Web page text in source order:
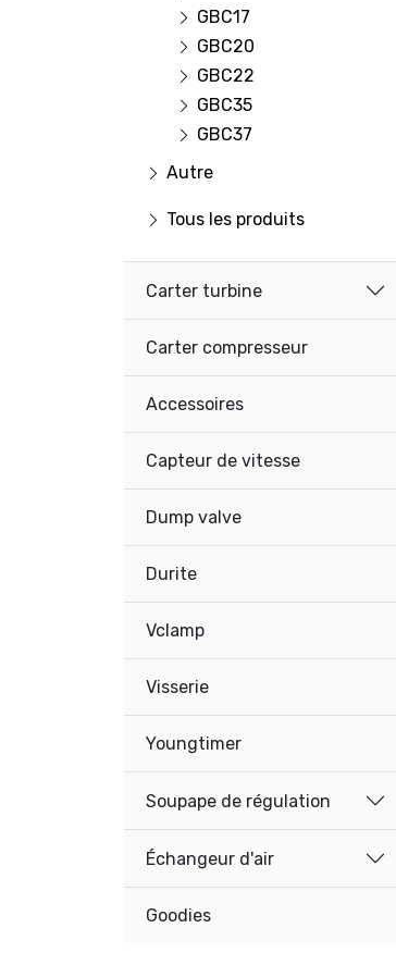
GBC17
GBC20
GBC22
GBC35
GBC37
Autre
Tous les produits
Carter turbine
Carter compresseur
Accessoires
Capteur de vitesse
Dump valve
Durite
Vclamp
Visserie
Youngtimer
Soupape de régulation
Échangeur d'air
Goodies